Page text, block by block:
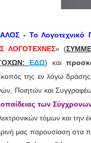
- Το Λογοτεχνικό
ΛΟΓΟΤΕΧΝΕΣ» (
ΕΔΩ) και
της εν λόγω
Ποιητών και
των
τόμων και την
μας παρουσίαση στα